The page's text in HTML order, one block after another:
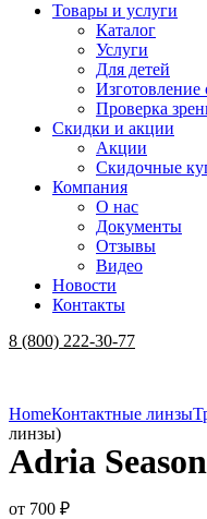
Товары и услуги
Каталог
Услуги
Для детей
Изготовление
Проверка
Скидки и акции
Акции
Скидочные
Компания
О нас
Документы
Отзывы
Видео
Новости
Контакты
Menu
8 (800) 222-30-77
HomeКонтактные линзы
линзы)
Adria
от 700 ₽